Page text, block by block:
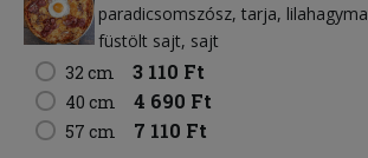
paradicsomszósz tarja lilahagyma
füstölt sajt sajt
32 cm
3 110 Ft
40 cm 4 690 Ft
57 cm 7 110 Ft